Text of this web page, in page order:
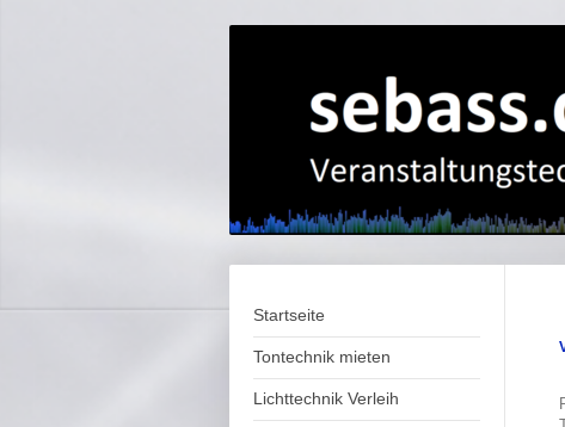
Startseite
Tontechnik mieten
Lichttechnik Verleih